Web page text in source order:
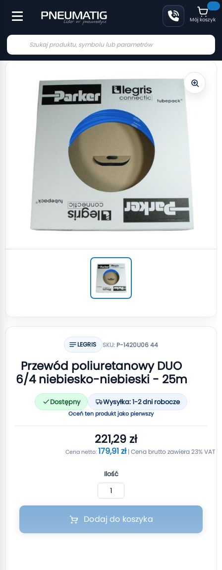
Mój koszyk
LEGRIS SKU: P-1420U06 44
Przewód poliuretanowy DUO
6/4 niebiesko-niebieski - 25m
Dostępny Wysyłka: 1-2 dni robocze
Oceń ten produkt jako pierwszy
221,29 zł
179,91 zł
Ilość
Dodaj do koszyka